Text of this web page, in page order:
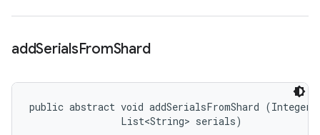
addSerialsFromShard
public abstract void addSerialsFromShard
                List<String> serials)